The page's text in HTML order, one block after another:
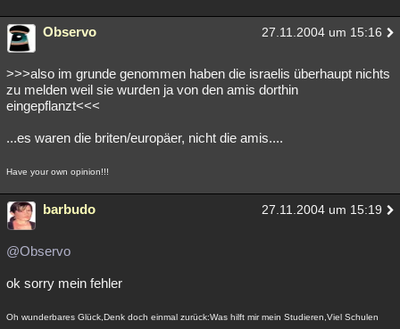
Observo 27.11.2004 um 15:16
>>>also im grunde genommen haben die israelis überhaupt nichts
zu melden weil sie wurden ja von den amis dorthin
eingepflanzt<<<
...es waren die briten/europäer, nicht die amis....
Have your own opinion!!!
barbudo 27.11.2004 um 15:19
@Observo
ok sorry mein fehler
Oh wunderbares Glück,Denk doch einmal zurück:Was hilft mir mein Studieren,Viel Schulen